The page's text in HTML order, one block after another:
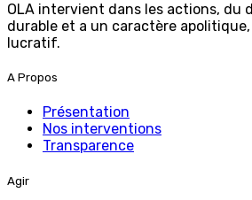
OLA intervient dans les actions, du
durable et a un caractère
lucratif.
A Propos
Présentation
Nos interventions
Transparence
Agir